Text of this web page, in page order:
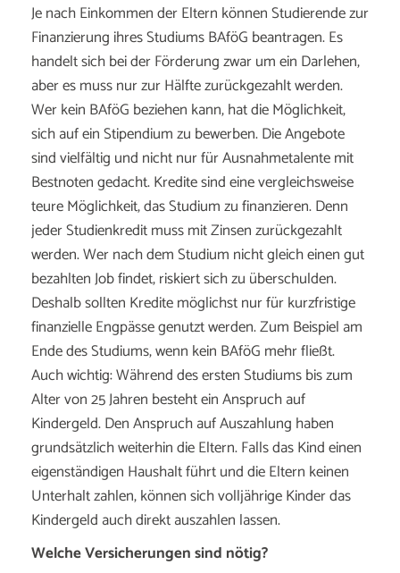
Je nach Einkommen der Eltern können Studierende zur
Finanzierung ihres Studiums BAföG beantragen. Es
handelt sich bei der Förderung zwar um ein Darlehen,
aber es muss nur zur Hälfte zurückgezahlt werden.
Wer kein BAföG beziehen kann, hat die Möglichkeit,
sich auf ein Stipendium zu bewerben. Die Angebote
sind vielfältig und nicht nur für Ausnahmetalente mit
Bestnoten gedacht. Kredite sind eine vergleichsweise
teure Möglichkeit, das Studium zu finanzieren. Denn
jeder Studienkredit muss mit Zinsen zurückgezahlt
werden. Wer nach dem Studium nicht gleich einen gut
bezahlten Job findet, riskiert sich zu überschulden.
Deshalb sollten Kredite möglichst nur für kurzfristige
finanzielle Engpässe genutzt werden. Zum Beispiel am
Ende des Studiums, wenn kein BAföG mehr fließt.
Auch wichtig: Während des ersten Studiums bis zum
Alter von 25 Jahren besteht ein Anspruch auf
Kindergeld. Den Anspruch auf Auszahlung haben
grundsätzlich weiterhin die Eltern. Falls das Kind einen
eigenständigen Haushalt führt und die Eltern keinen
Unterhalt zahlen, können sich volljährige Kinder das
Kindergeld auch direkt auszahlen lassen.
Welche Versicherungen sind nötig?